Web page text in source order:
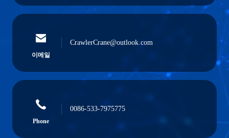
이메일
CrawlerCrane@outlook.com
Phone
0086-533-7975775